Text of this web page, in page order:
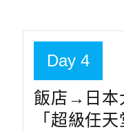
Day 4
飯店→日本
「超級任